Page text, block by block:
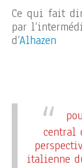
Ce qui fait
par
d’Alhazen
central
italienne